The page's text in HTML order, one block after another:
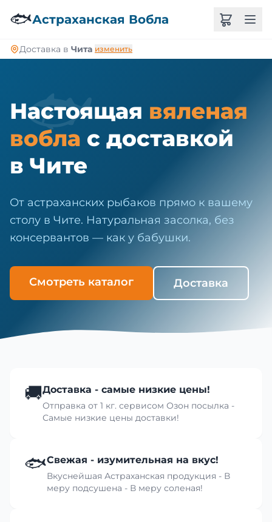
🐟Астраханская Вобла
Доставка в Чита изменить
🐟
Настоящая вяленая
вобла с доставкой
в Чите
От астраханских рыбаков прямо к вашему
столу в Чите. Натуральная засолка, без
консервантов — как у бабушки.
Смотреть каталог Доставка
🚚Доставка - самые низкие цены!
Отправка от 1 кг. сервисом Озон посылка -
Самые низкие цены доставки!
🐟Свежая - изумительная на вкус!
Вкуснейшая Астраханская продукция - В
меру подсушена - В меру соленая!